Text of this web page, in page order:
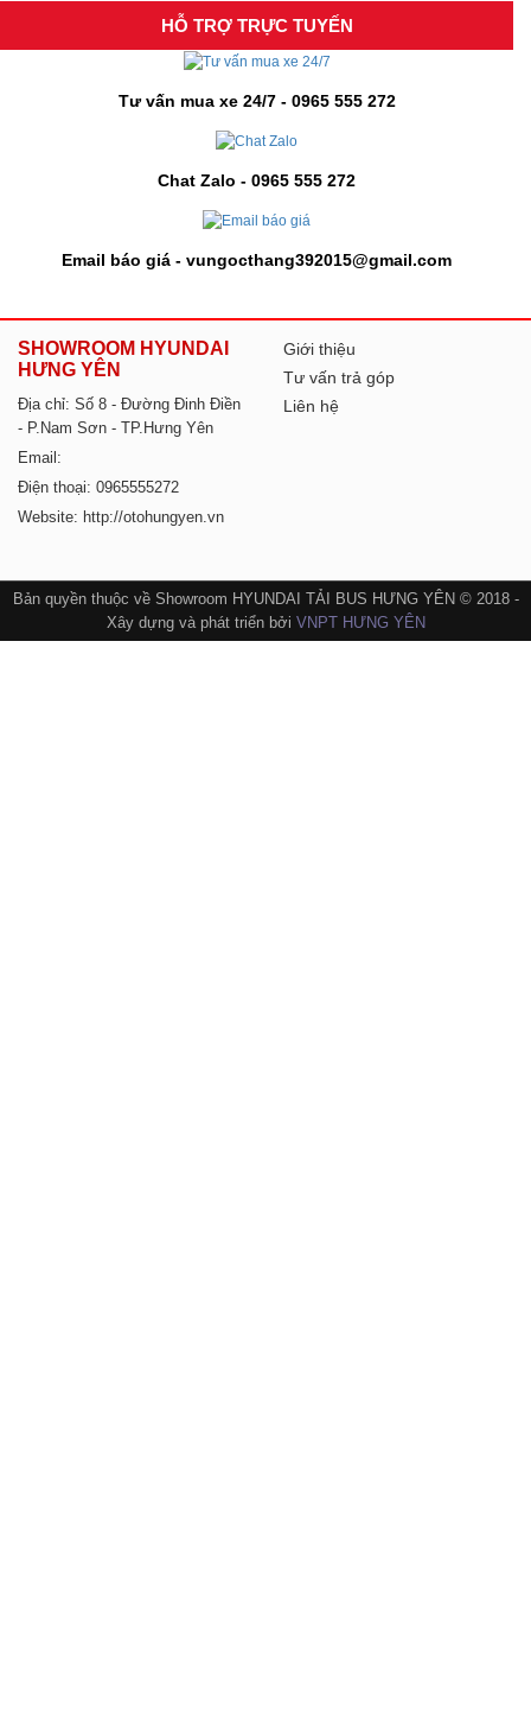
HỖ TRỢ TRỰC TUYẾN
Tư vấn mua xe 24/7 - 0965 555 272
Chat Zalo - 0965 555 272
Email báo giá - vungocthang392015@gmail.com
SHOWROOM HYUNDAI
HƯNG YÊN
Địa chỉ: Số 8 - Đường Đinh Điền
- P.Nam Sơn - TP.Hưng Yên
Email:
Điện thoại: 0965555272
Website: http://otohungyen.vn
Giới thiệu
Tư vấn trả góp
Liên hệ
Bản quyền thuộc về Showroom HYUNDAI TẢI BUS HƯNG YÊN © 2018 -
Xây dựng và phát triển bởi VNPT HƯNG YÊN